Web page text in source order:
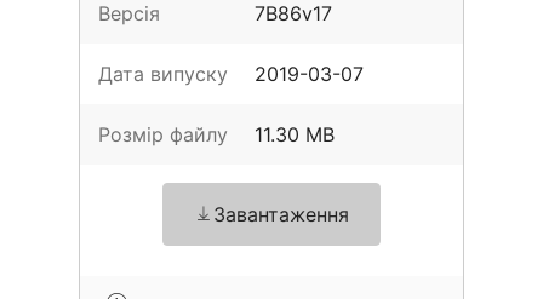
Версія 7B86v17
Дата випуску 2019-03-07
Розмір файлу 11.30 MB
Завантаження